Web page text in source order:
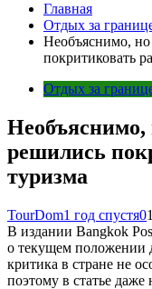
Главная
Отдых за
Необъяснимо,
покритиковать
Отдых за
Необъяснимо,
решились
туризма
TourDom1 год спустя0
В издании Bangkok
о текущем положении
критика в стране не
поэтому в статье